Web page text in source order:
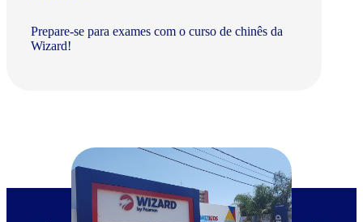
Prepare-se para exames com o curso de chinês da
Wizard!